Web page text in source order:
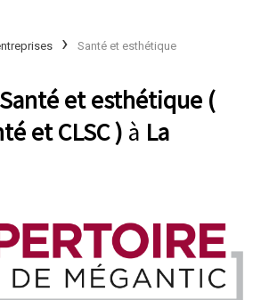
Santé et esthétique
Santé et esthétique (
et CLSC ) à La